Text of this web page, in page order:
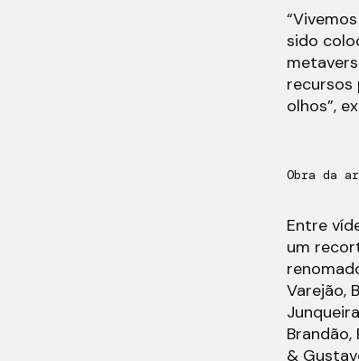
sido
recursos
olhos”,
Obra da
Entre
um
Varejão,
Brandão,
&